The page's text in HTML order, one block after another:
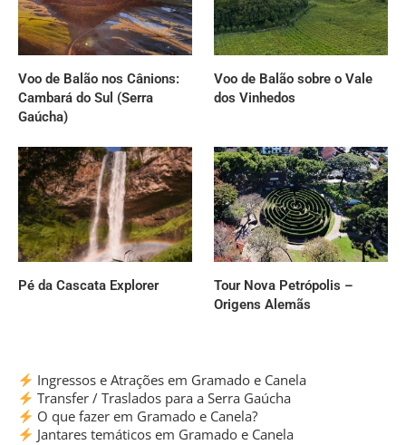
Voo de Balão nos Cânions:
Cambará do Sul (Serra
Gaúcha)
Voo de Balão sobre o Vale
dos Vinhedos
Pé da Cascata Explorer
Tour Nova Petrópolis –
Origens Alemãs
Ingressos e Atrações em Gramado e Canela
Transfer / Traslados para a Serra Gaúcha
O que fazer em Gramado e Canela?
Jantares temáticos em Gramado e Canela